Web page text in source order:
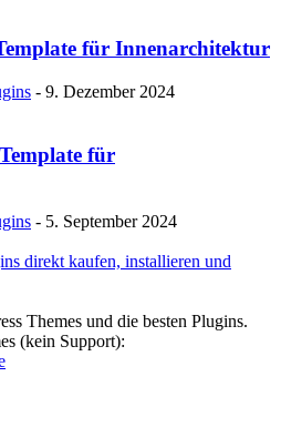
für Innenarchitektur
- 9. Dezember 2024
für
- 5. September 2024
Themes und die besten Plugins.
(kein Support):